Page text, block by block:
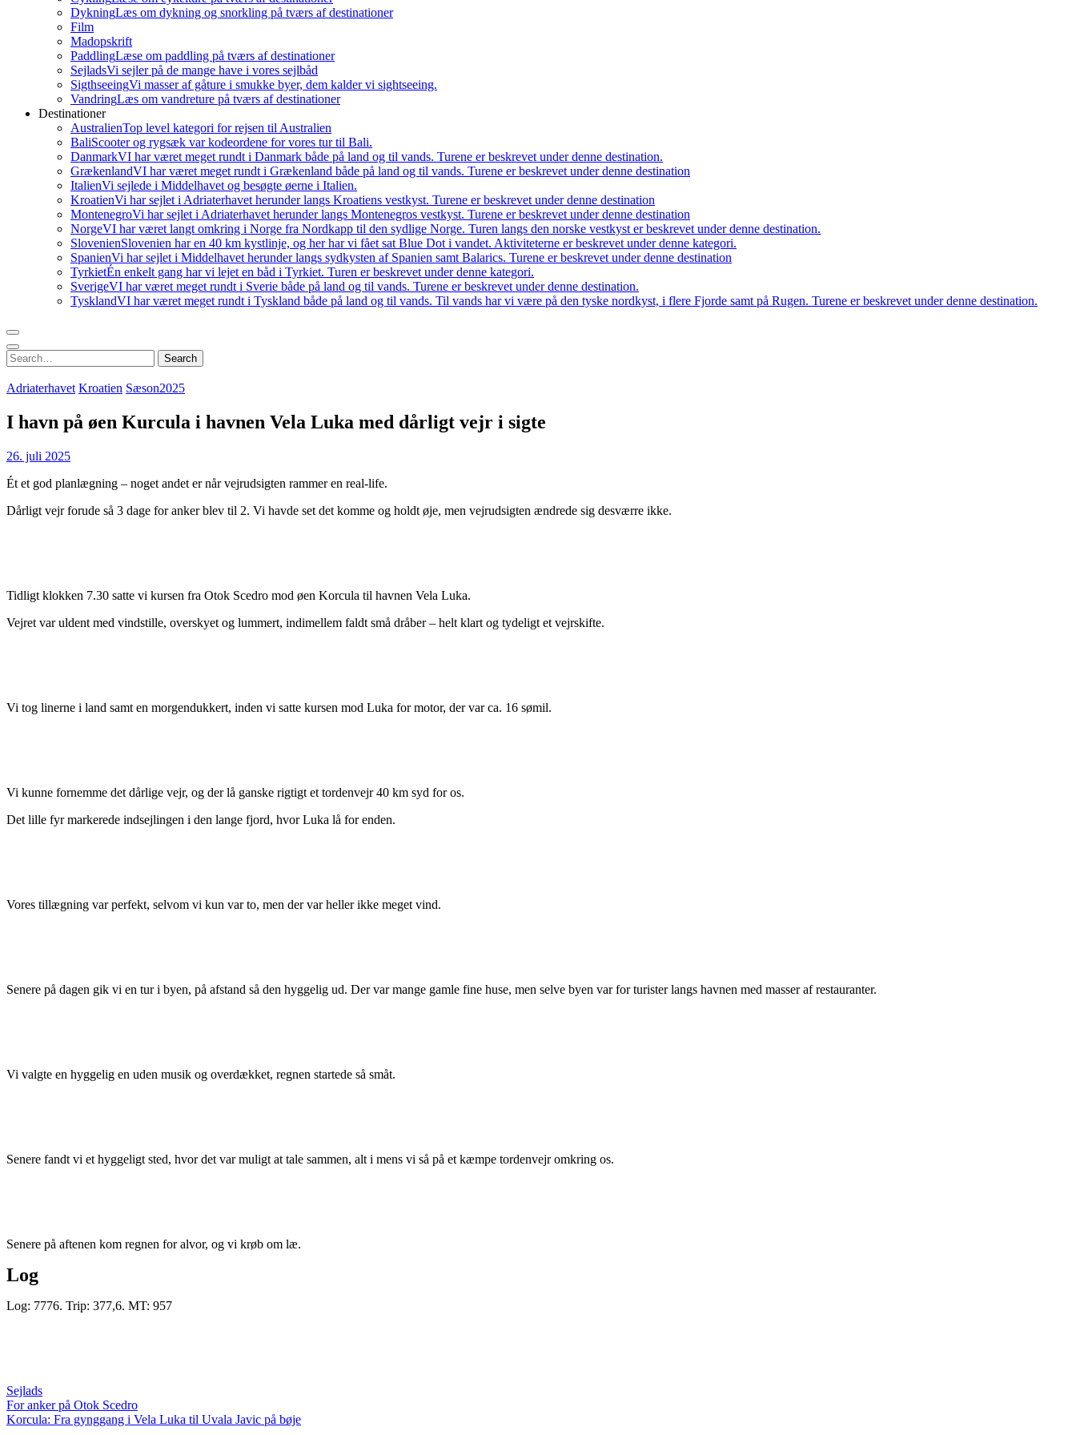
DykningLæs om dykning og snorkling på tværs af destinationer
Film
Madopskrift
PaddlingLæse om paddling på tværs af destinationer
SejladsVi sejler på de mange have i vores sejlbåd
SigthseeingVi masser af gåture i smukke byer, dem kalder vi sightseeing.
VandringLæs om vandreture på tværs af destinationer
Destinationer
AustralienTop level kategori for rejsen til Australien
BaliScooter og rygsæk var kodeordene for vores tur til Bali.
DanmarkVI har været meget rundt i Danmark både på land og til vands. Turene er beskrevet under denne destination.
GrækenlandVI har været meget rundt i Grækenland både på land og til vands. Turene er beskrevet under denne destination
ItalienVi sejlede i Middelhavet og besøgte øerne i Italien.
KroatienVi har sejlet i Adriaterhavet herunder langs Kroatiens vestkyst. Turene er beskrevet under denne destination
MontenegroVi har sejlet i Adriaterhavet herunder langs Montenegros vestkyst. Turene er beskrevet under denne destination
NorgeVI har været langt omkring i Norge fra Nordkapp til den sydlige Norge. Turen langs den norske vestkyst er beskrevet under denne destination.
SlovenienSlovenien har en 40 km kystlinje, og her har vi fået sat Blue Dot i vandet. Aktiviteterne er beskrevet under denne kategori.
SpanienVi har sejlet i Middelhavet herunder langs sydkysten af Spanien samt Balarics. Turene er beskrevet under denne destination
TyrkietÉn enkelt gang har vi lejet en båd i Tyrkiet. Turen er beskrevet under denne kategori.
SverigeVI har været meget rundt i Sverie både på land og til vands. Turene er beskrevet under denne destination.
TysklandVI har været meget rundt i Tyskland både på land og til vands. Til vands har vi være på den tyske nordkyst, i flere Fjorde samt på Rugen. Turene er beskrevet under denne destination.
Search
for:
Search
Adriaterhavet Kroatien Sæson2025
I havn på øen Kurcula i havnen Vela Luka med dårligt vejr i sigte
26. juli 2025
Ét et god planlægning – noget andet er når vejrudsigten rammer en real-life.
Dårligt vejr forude så 3 dage for anker blev til 2. Vi havde set det komme og holdt øje, men vejrudsigten ændrede sig desværre ikke.
Tidligt klokken 7.30 satte vi kursen fra Otok Scedro mod øen Korcula til havnen Vela Luka.
Vejret var uldent med vindstille, overskyet og lummert, indimellem faldt små dråber – helt klart og tydeligt et vejrskifte.
Vi tog linerne i land samt en morgendukkert, inden vi satte kursen mod Luka for motor, der var ca. 16 sømil.
Vi kunne fornemme det dårlige vejr, og der lå ganske rigtigt et tordenvejr 40 km syd for os.
Det lille fyr markerede indsejlingen i den lange fjord, hvor Luka lå for enden.
Vores tillægning var perfekt, selvom vi kun var to, men der var heller ikke meget vind.
Senere på dagen gik vi en tur i byen, på afstand så den hyggelig ud. Der var mange gamle fine huse, men selve byen var for turister langs havnen med masser af restauranter.
Vi valgte en hyggelig en uden musik og overdækket, regnen startede så småt.
Senere fandt vi et hyggeligt sted, hvor det var muligt at tale sammen, alt i mens vi så på et kæmpe tordenvejr omkring os.
Senere på aftenen kom regnen for alvor, og vi krøb om læ.
Log
Log: 7776. Trip: 377,6. MT: 957
Sejlads
Indlægsnavigation
For anker på Otok Scedro
Korcula: Fra gynggang i Vela Luka til Uvala Javic på bøje